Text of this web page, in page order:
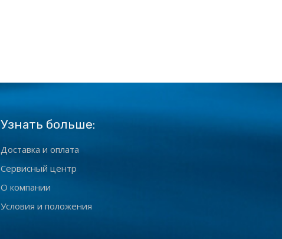
Узнать больше:
Доставка и оплата
Сервисный центр
О компании
Условия и положения